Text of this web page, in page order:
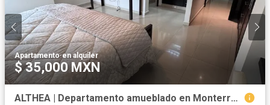
Apartamento·en alquiler
$ 35,000 MXN
ALTHEA | Departamento amueblado en Monterrey DOS recámaras